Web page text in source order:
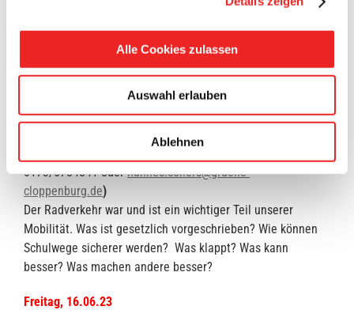
Alle Cookies zulassen
Auswahl erlauben
Ablehnen
Vortrag und Gesprächsrunde rund um den Radverkehr
Uhrzeit:17:30 Uhr
ADFC Kreisverband Cloppenburg und Bündnis
90 / Die Grünen Ortsgruppe Barßel
Hotel Ummen (Friesoyther Straße 2)
0173/5784841 oderhannes.coners@gruene-
cloppenburg.de)
Der Radverkehr war und ist ein wichtiger Teil unserer
Mobilität. Was ist gesetzlich vorgeschrieben? Wie können
Schulwege sicherer werden? Was klappt? Was kann
besser? Was machen andere besser?
Freitag, 16.06.23